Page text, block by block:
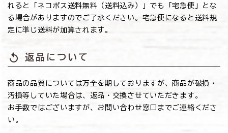
れると「ネコポス送料無料（送料込み）」でも「宅急便」とな
る場合がありますのでご了承ください。宅急便になると送料規
定に準じ送料が加算されます。
replay 返品について
商品の品質については万全を期しておりますが、商品が破損・
汚損等していた場合は、返品・交換させていただきます。
お手数ではございますが、お問い合わせ窓口までご連絡くださ
い。